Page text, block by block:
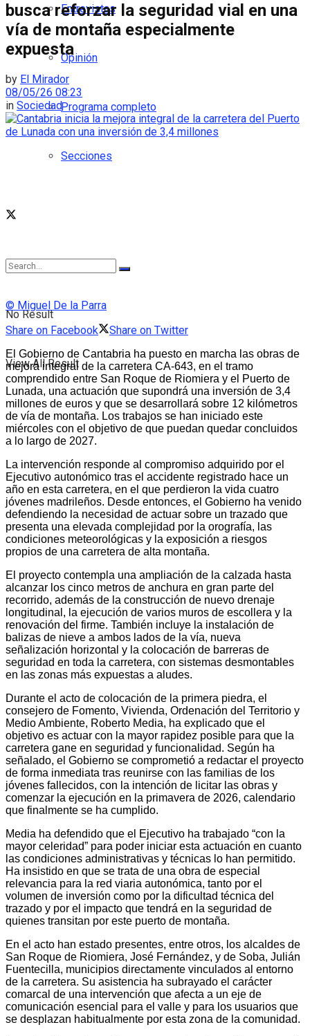
Entrevistas
Opinión
Programa completo
Secciones
No Result
View All Result
busca reforzar la seguridad vial en una
vía de montaña especialmente
expuesta
by El Mirador
08/05/26 08:23
in Sociedad
© Miguel De la Parra
Share on Facebook
Share on Twitter
El Gobierno de Cantabria ha puesto en marcha las obras de
mejora integral de la carretera CA-643, en el tramo
comprendido entre San Roque de Riomiera y el Puerto de
Lunada, una actuación que supondrá una inversión de 3,4
millones de euros y que se desarrollará sobre 12 kilómetros
de vía de montaña. Los trabajos se han iniciado este
miércoles con el objetivo de que puedan quedar concluidos
a lo largo de 2027.
La intervención responde al compromiso adquirido por el
Ejecutivo autonómico tras el accidente registrado hace un
año en esta carretera, en el que perdieron la vida cuatro
jóvenes madrileños. Desde entonces, el Gobierno ha venido
defendiendo la necesidad de actuar sobre un trazado que
presenta una elevada complejidad por la orografía, las
condiciones meteorológicas y la exposición a riesgos
propios de una carretera de alta montaña.
El proyecto contempla una ampliación de la calzada hasta
alcanzar los cinco metros de anchura en gran parte del
recorrido, además de la construcción de nuevo drenaje
longitudinal, la ejecución de varios muros de escollera y la
renovación del firme. También incluye la instalación de
balizas de nieve a ambos lados de la vía, nueva
señalización horizontal y la colocación de barreras de
seguridad en toda la carretera, con sistemas desmontables
en las zonas más expuestas a aludes.
Durante el acto de colocación de la primera piedra, el
consejero de Fomento, Vivienda, Ordenación del Territorio y
Medio Ambiente, Roberto Media, ha explicado que el
objetivo es actuar con la mayor rapidez posible para que la
carretera gane en seguridad y funcionalidad. Según ha
señalado, el Gobierno se comprometió a redactar el proyecto
de forma inmediata tras reunirse con las familias de los
jóvenes fallecidos, con la intención de licitar las obras y
comenzar la ejecución en la primavera de 2026, calendario
que finalmente se ha cumplido.
Media ha defendido que el Ejecutivo ha trabajado “con la
mayor celeridad” para poder iniciar esta actuación en cuanto
las condiciones administrativas y técnicas lo han permitido.
Ha insistido en que se trata de una obra de especial
relevancia para la red viaria autonómica, tanto por el
volumen de inversión como por la dificultad técnica del
trazado y por el impacto que tendrá en la seguridad de
quienes transitan por este puerto de montaña.
En el acto han estado presentes, entre otros, los alcaldes de
San Roque de Riomiera, José Fernández, y de Soba, Julián
Fuentecilla, municipios directamente vinculados al entorno
de la carretera. Su asistencia ha subrayado el carácter
comarcal de una intervención que afecta a un eje de
comunicación esencial para el valle y para los usuarios que
se desplazan habitualmente por esta zona de la comunidad.